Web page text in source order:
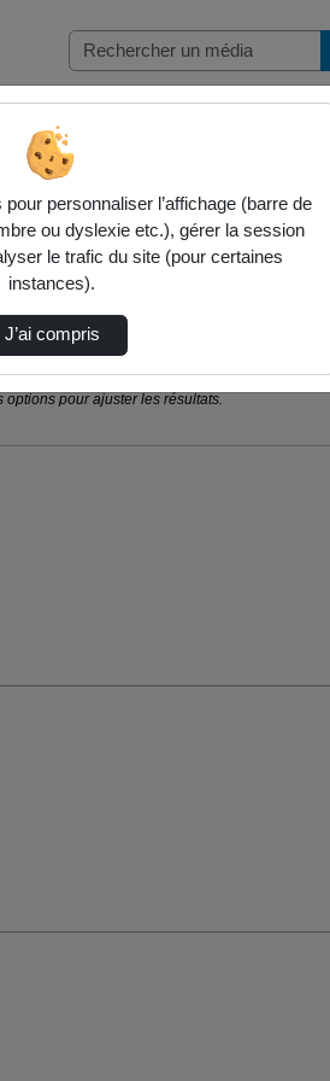
pour ajuster les résultats.
personnaliser l’affichage (barre de
ou dyslexie etc.), gérer la session
le trafic du site (pour certaines
instances).
J’ai compris